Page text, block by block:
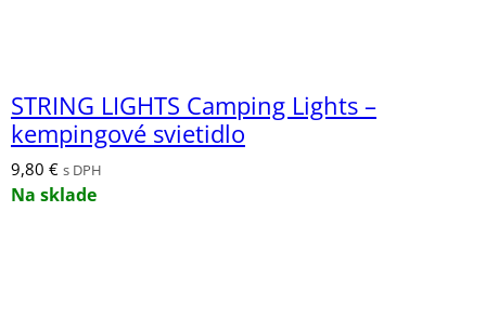
STRING LIGHTS Camping Lights –
kempingové svietidlo
9,80 € s DPH
Na sklade